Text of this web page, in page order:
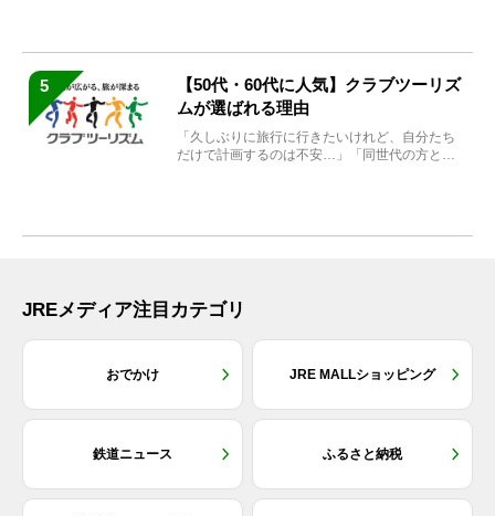
5
【50代・60代に人気】クラブツーリズ
ムが選ばれる理由
「久しぶりに旅行に行きたいけれど、自分たち
だけで計画するのは不安…」「同世代の方と気
JREメディア注目カテゴリ
おでかけ JRE MALLショッピング
鉄道ニュース ふるさと納税